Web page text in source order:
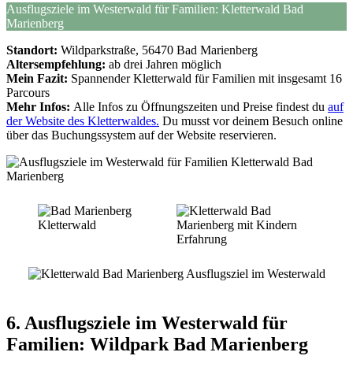
Ausflugsziele im Westerwald für Familien: Kletterwald Bad
Marienberg
Standort: Wildparkstraße, 56470 Bad Marienberg
Altersempfehlung: ab drei Jahren möglich
Mein Fazit: Spannender Kletterwald für Familien mit insgesamt 16
Parcours
Mehr Infos: Alle Infos zu Öffnungszeiten und Preise findest du auf
der Website des Kletterwaldes. Du musst vor deinem Besuch online
über das Buchungssystem auf der Website reservieren.
6. Ausflugsziele im Westerwald für
Familien: Wildpark Bad Marienberg